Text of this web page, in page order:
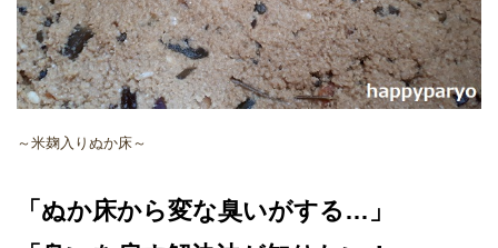
～米麹入りぬか床～
「ぬか床から変な臭いがする…」